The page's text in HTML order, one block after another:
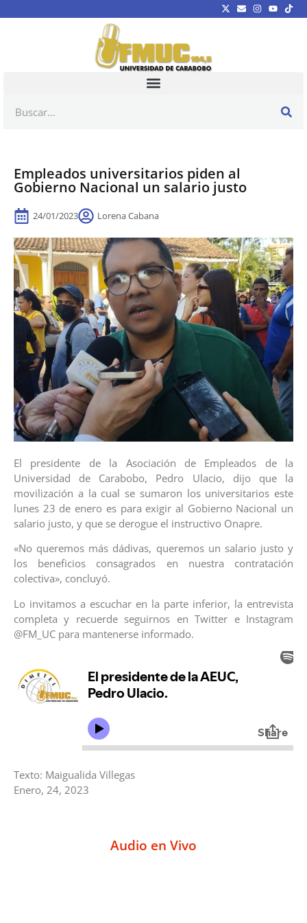
Empleados universitarios piden al
Gobierno Nacional un salario justo
24/01/2023 Lorena Cabana
El presidente de la Asociación de Empleados de la
Universidad de Carabobo, Pedro Ulacio, dijo que la
movilización a la cual se sumaron los universitarios este
lunes 23 de enero es para exigir al Gobierno Nacional un
salario justo, y que se derogue el instructivo Onapre.
«No queremos más dádivas, queremos un salario justo y
los beneficios consagrados en nuestra contratación
colectiva», concluyó.
Lo invitamos a escuchar en la parte inferior, la entrevista
completa y recuerde seguirnos en Twitter e Instagram
@FM_UC para mantenerse informado.
Texto: Maigualida Villegas
Enero, 24, 2023
Audio en Vivo